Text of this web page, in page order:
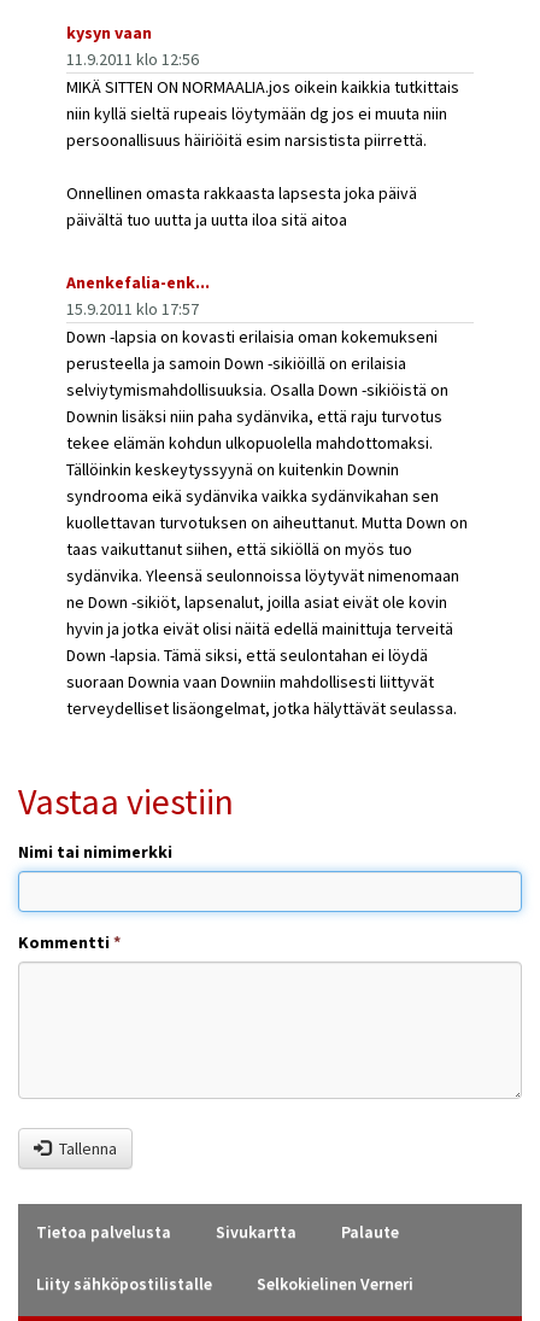
kysyn vaan
11.9.2011 klo 12:56
MIKÄ SITTEN ON NORMAALIA.jos oikein kaikkia tutkittais
niin kyllä sieltä rupeais löytymään dg jos ei muuta niin
persoonallisuus häiriöitä esim narsistista piirrettä.
Onnellinen omasta rakkaasta lapsesta joka päivä
päivältä tuo uutta ja uutta iloa sitä aitoa
Anenkefalia-enk...
15.9.2011 klo 17:57
Down -lapsia on kovasti erilaisia oman kokemukseni
perusteella ja samoin Down -sikiöillä on erilaisia
selviytymismahdollisuuksia. Osalla Down -sikiöistä on
Downin lisäksi niin paha sydänvika, että raju turvotus
tekee elämän kohdun ulkopuolella mahdottomaksi.
Tällöinkin keskeytyssyynä on kuitenkin Downin
syndrooma eikä sydänvika vaikka sydänvikahan sen
kuollettavan turvotuksen on aiheuttanut. Mutta Down on
taas vaikuttanut siihen, että sikiöllä on myös tuo
sydänvika. Yleensä seulonnoissa löytyvät nimenomaan
ne Down -sikiöt, lapsenalut, joilla asiat eivät ole kovin
hyvin ja jotka eivät olisi näitä edellä mainittuja terveitä
Down -lapsia. Tämä siksi, että seulontahan ei löydä
suoraan Downia vaan Downiin mahdollisesti liittyvät
terveydelliset lisäongelmat, jotka hälyttävät seulassa.
Vastaa viestiin
Nimi tai nimimerkki
Kommentti*
Tallenna
Tietoa palvelusta Sivukartta Palaute
Liity sähköpostilistalle Selkokielinen Verneri